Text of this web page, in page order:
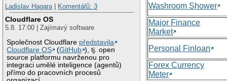
Ladislav Hagara
Komentářů: 3
Cloudflare OS
5.8. 17:00 | Zajímavý software
Společnost Cloudflare představila
Cloudflare OS
(GitHub ), tj. open
source platformu navrženou pro
integraci umělé inteligence (agentů)
přímo do pracovních procesů
Washroom Shower
Major Finance
Market
Personal Finloan
Forex Currency
Meter